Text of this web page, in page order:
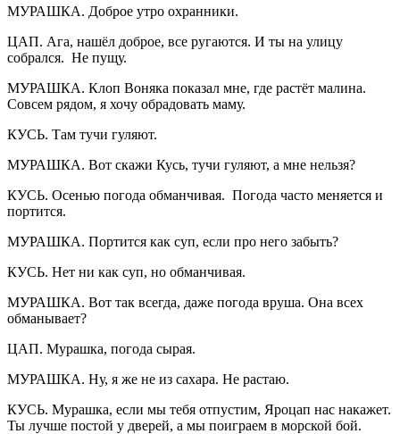
МУРАШКА. Доброе утро охранники.
ЦАП. Ага, нашёл доброе, все ругаются. И ты на улицу
собрался. Не пущу.
МУРАШКА. Клоп Воняка показал мне, где растёт малина.
Совсем рядом, я хочу обрадовать маму.
КУСЬ. Там тучи гуляют.
МУРАШКА. Вот скажи Кусь, тучи гуляют, а мне нельзя?
КУСЬ. Осенью погода обманчивая. Погода часто меняется и
портится.
МУРАШКА. Портится как суп, если про него забыть?
КУСЬ. Нет ни как суп, но обманчивая.
МУРАШКА. Вот так всегда, даже погода вруша. Она всех
обманывает?
ЦАП. Мурашка, погода сырая.
МУРАШКА. Ну, я же не из сахара. Не растаю.
КУСЬ. Мурашка, если мы тебя отпустим, Яроцап нас накажет.
Ты лучше постой у дверей, а мы поиграем в морской бой.